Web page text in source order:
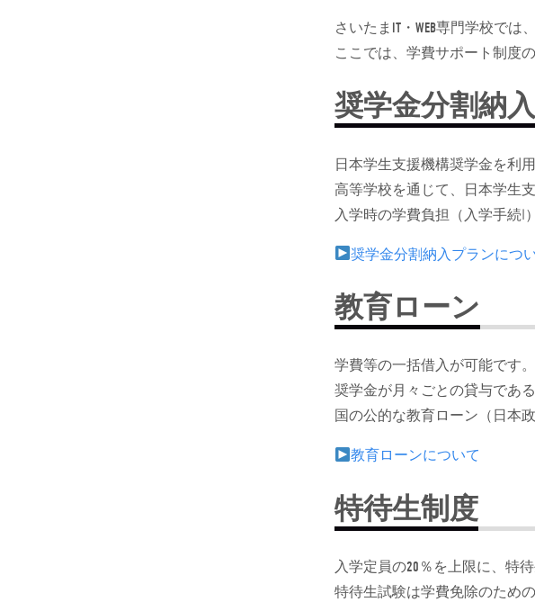
さいたまIT・WEB専門学校で
ここでは、学費サポート制度
奨学金分割納
日本学生支援機構奨学金を利
高等学校を通じて、日本学生
入学時の学費負担（入学手続Ⅰ
奨学金分割納入プランにつ
教育ローン
学費等の一括借入が可能です。
奨学金が月々ごとの貸与であ
国の公的な教育ローン（日本
教育ローンについて
特待生制度
入学定員の20％を上限に、特
特待生試験は学費免除のため